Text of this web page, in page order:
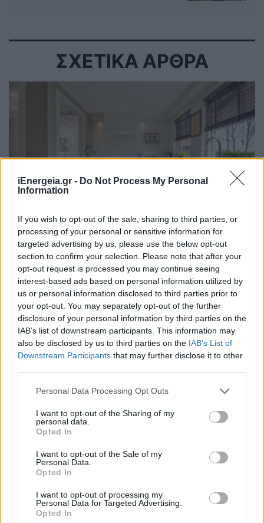
iEnergeia.gr - Do Not Process My Personal
Information
If you wish to opt-out of the sale, sharing to third parties, or
processing of your personal or sensitive information for
targeted advertising by us, please use the below opt-out
section to confirm your selection. Please note that after your
opt-out request is processed you may continue seeing
interest-based ads based on personal information utilized by
us or personal information disclosed to third parties prior to
your opt-out. You may separately opt-out of the further
disclosure of your personal information by third parties on the
IAB’s list of downstream participants. This information may
also be disclosed by us to third parties on the IAB’s List of
Downstream Participants that may further disclose it to other
Personal Data Processing Opt Outs
I want to opt-out of the Sharing of my
personal data.
Opted In
I want to opt-out of the Sale of my
Personal Data.
Opted In
I want to opt-out of processing my
Personal Data for Targeted Advertising.
Opted In
ΣΧΕΤΙΚΑ ΑΡΘΡΑ
ΧΡΗΣΤΙΚΑ
Πόσα χρόνια αντέχει κάθε ηλεκτρική
συσκευή
03/08/2026 - 06:42
ΧΡΗΣΤΙΚΑ
Επισκευή ή αγορά νέου ψυγείου: Τι συμφέρει
την τσέπη σας;